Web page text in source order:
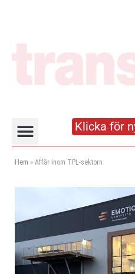
Klicka för
Hem » Affär inom TPL-sektorn